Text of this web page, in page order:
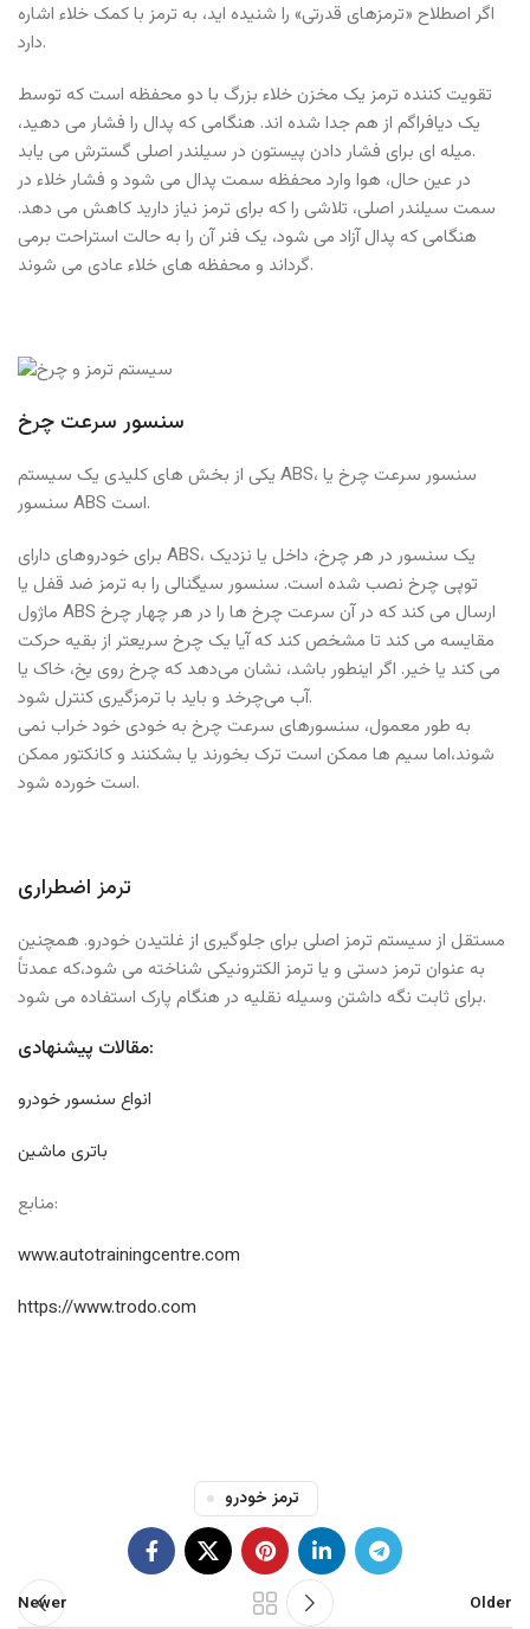
اگر اصطلاح «ترمزهای قدرتی» را شنیده اید، به ترمز با کمک خلاء اشاره
دارد.
تقویت کننده ترمز یک مخزن خلاء بزرگ با دو محفظه است که توسط
یک دیافراگم از هم جدا شده اند. هنگامی که پدال را فشار می دهید،
میله ای برای فشار دادن پیستون در سیلندر اصلی گسترش می یابد.
در عین حال، هوا وارد محفظه سمت پدال می شود و فشار خلاء در
سمت سیلندر اصلی، تلاشی را که برای ترمز نیاز دارید کاهش می دهد.
هنگامی که پدال آزاد می شود، یک فنر آن را به حالت استراحت برمی
گرداند و محفظه های خلاء عادی می شوند.
سنسور سرعت چرخ
یکی از بخش های کلیدی یک سیستم ABS، سنسور سرعت چرخ یا
سنسور ABS است.
برای خودروهای دارای ABS، یک سنسور در هر چرخ، داخل یا نزدیک
توپی چرخ نصب شده است. سنسور سیگنالی را به ترمز ضد قفل یا
ماژول ABS ارسال می کند که در آن سرعت چرخ ها را در هر چهار چرخ
مقایسه می کند تا مشخص کند که آیا یک چرخ سریعتر از بقیه حرکت
می کند یا خیر. اگر اینطور باشد، نشان می‌دهد که چرخ روی یخ، خاک یا
آب می‌چرخد و باید با ترمزگیری کنترل شود.
به طور معمول، سنسورهای سرعت چرخ به خودی خود خراب نمی
شوند،اما سیم ها ممکن است ترک بخورند یا بشکنند و کانکتور ممکن
است خورده شود.
ترمز اضطراری
مستقل از سیستم ترمز اصلی برای جلوگیری از غلتیدن خودرو. همچنین
به عنوان ترمز دستی و یا ترمز الکترونیکی شناخته می شود،که عمدتاً
برای ثابت نگه داشتن وسیله نقلیه در هنگام پارک استفاده می شود.
مقالات پیشنهادی:
انواع سنسور خودرو
باتری ماشین
منابع:
www.autotrainingcentre.com
https://www.trodo.com
ترمز خودرو
Newer Older